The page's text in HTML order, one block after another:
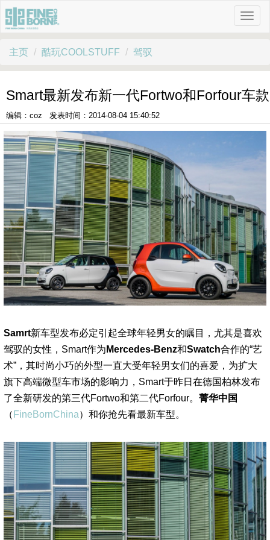
主页 酷玩COOLSTUFF 驾驭
Smart最新发布新一代Fortwo和Forfour车款
编辑：coz 发表时间：2014-08-04 15:40:52
Samrt新车型发布必定引起全球年轻男女的瞩目，尤其是喜欢
驾驭的女性，Smart作为 Mercedes-Benz和Swatch合作的“艺
术”，其时尚小巧的外型一直大受年轻男女们的喜爱，为扩大
旗下高端微型车市场的影响力，Smart于昨日在德国柏林发布
了全新研发的第三代Fortwo和第二代Forfour。 菁华中国
（ FineBornChina）和你抢先看最新车型。